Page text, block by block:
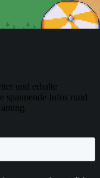
und erhalte
spannende Infos rund